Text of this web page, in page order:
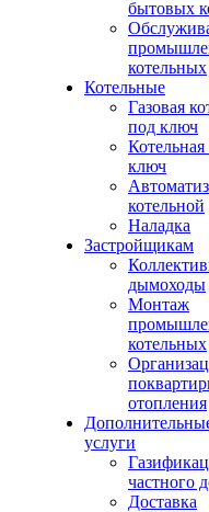
бытовых
котельных
Котельные
Газовая
под ключ
ключ
котельной
Наладка
Застройщикам
дымоходы
Монтаж
котельных
отопления
услуги
частного
Доставка